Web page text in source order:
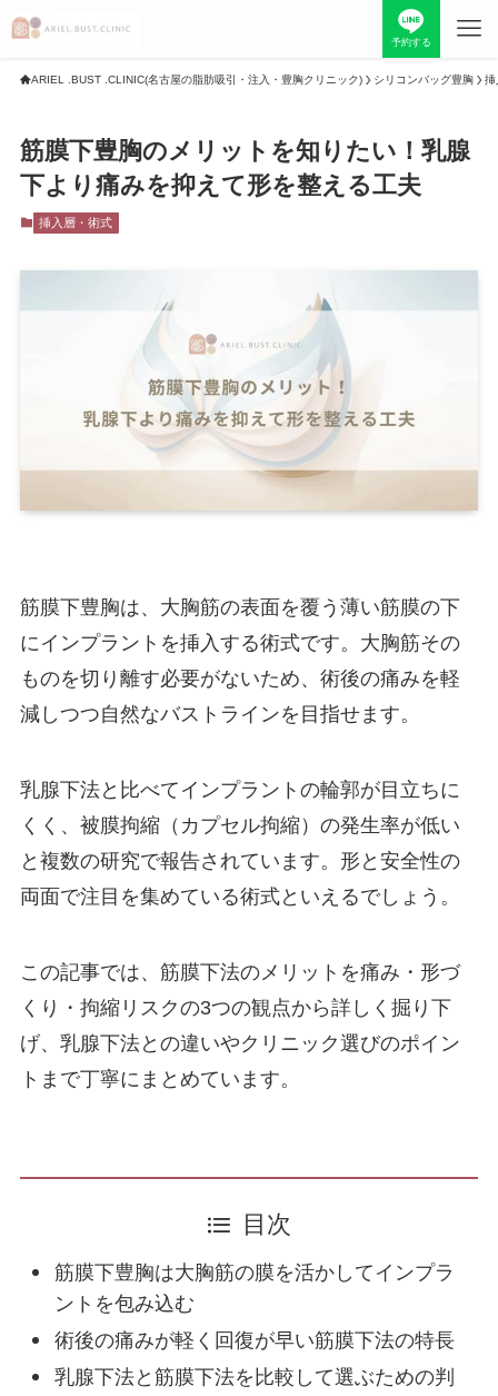
当院について
最新情報
料金表
採用情報
初めての方へ
お問い合わせ
院長紹介
美容コラム
最新情報
豊胸したまま人間ドックを受けても大丈夫？
シリコンのエコー検査で何がわかる？バッグ
の破損や周囲の状態を確認する手順
シリコン豊胸中の健康診断はどう受ける？バ
顔の施術
顔の脂肪吸引
目元のたるみ
予約する
ARIEL .BUST .CLINIC(名古屋の脂肪吸引・注入・豊胸クリニック) シリコンバッグ豊胸 挿
筋膜下豊胸のメリットを知りたい！乳腺
下より痛みを抑えて形を整える工夫
挿入層・術式
筋膜下豊胸は、大胸筋の表面を覆う薄い筋膜の下
にインプラントを挿入する術式です。大胸筋その
ものを切り離す必要がないため、術後の痛みを軽
減しつつ自然なバストラインを目指せます。
乳腺下法と比べてインプラントの輪郭が目立ちに
くく、被膜拘縮（カプセル拘縮）の発生率が低い
と複数の研究で報告されています。形と安全性の
両面で注目を集めている術式といえるでしょう。
この記事では、筋膜下法のメリットを痛み・形づ
くり・拘縮リスクの3つの観点から詳しく掘り下
げ、乳腺下法との違いやクリニック選びのポイン
トまで丁寧にまとめています。
目次
筋膜下豊胸は大胸筋の膜を活かしてインプラ
ントを包み込む
術後の痛みが軽く回復が早い筋膜下法の特長
乳腺下法と筋膜下法を比較して選ぶための判